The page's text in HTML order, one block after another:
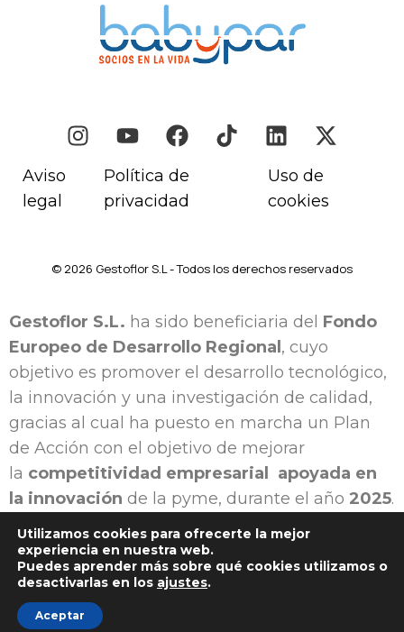
Aviso
legal
Política de
privacidad
Uso de
cookies
© 2026 Gestoflor S.L - Todos los derechos reservados
Gestoflor S.L. ha sido beneficiaria del Fondo
Europeo de Desarrollo Regional, cuyo
objetivo es promover el desarrollo tecnológico,
la innovación y una investigación de calidad,
gracias al cual ha puesto en marcha un Plan
de Acción con el objetivo de mejorar
la competitividad empresarial apoyada en
la innovación de la pyme, durante el año 2025.
Para ello ha contado con el apoyo
delPrograma Pyme Innova de la Cámara de
Comercio de Cádiz . #EuropaSeSiente”
Utilizamos cookies para ofrecerte la mejor
experiencia en nuestra web.
Puedes aprender más sobre qué cookies utilizamos o
desactivarlas en los ajustes.
Aceptar